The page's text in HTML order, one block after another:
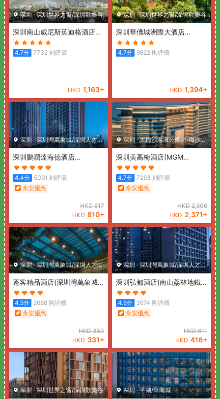
深圳·深圳世界之窗/深圳歡樂谷
深圳南山威尼斯英迪格酒店
(Hotel Indigo SHENZHEN
OVERSEAS CHINESE TOWN
4.7分 7732 則評價
HKD 1,163+
深圳·深圳世界之窗/深圳歡樂谷
深圳華僑城洲際大酒店
(InterContinental Shenzhen)
4.7分 9822 則評價
HKD 1,394+
深圳·深圳灣萬象城/深圳人才公
園
深圳鵬潤達海德酒店
(Pengrunda Hyde Hotel
Shenzhen)
4.4分 5091 則評價
永安優惠
HKD817
HKD 810+
深圳·大梅沙海濱公園/小梅沙海
濱樂園
深圳美高梅酒店(MGM
Shenzhen)
4.7分 7263 則評價
永安優惠
HKD2,506
HKD 2,371+
深圳·深圳灣萬象城/深圳人才公
園
蓬客精品酒店(深圳灣萬象城
店)(Pengke Boutique Hotel
(Shenzhen Science Park
Coast City))
4.5分 2688 則評價
永安優惠
HKD350
HKD 331+
深圳 ·深圳灣萬象城/深圳人才公
園
深圳弘都酒店(南山荔林地鐵
站店) (Shenzhen hongdu
Hotel (Nanshan Subway
Station))
4.6分 2674 則評價
永安優惠
HKD611
HKD 416+
深圳 ·深圳世界之窗/深圳歡樂谷 深圳 ·平湖/華南城